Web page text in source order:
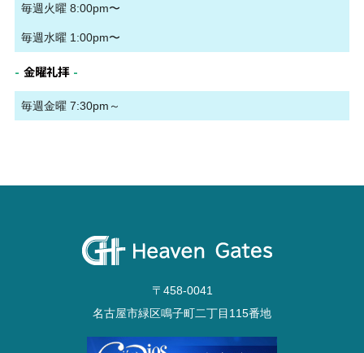
毎週火曜 8:00pm〜
毎週水曜 1:00pm〜
金曜礼拝
毎週金曜 7:30pm～
〒458-0041
名古屋市緑区鳴子町二丁目115番地